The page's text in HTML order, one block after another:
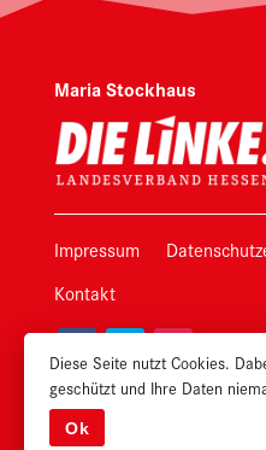
Maria Stockhaus
Impressum
Kontakt
Designed by
Diese Seite nutzt Cookies.
geschützt und Ihre Daten
Ok